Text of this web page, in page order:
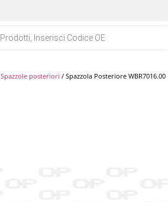
Spazzole posteriori / Spazzola Posteriore WBR7016.00